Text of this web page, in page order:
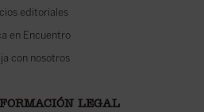
editoriales
en Encuentro
con nosotros
LEGAL